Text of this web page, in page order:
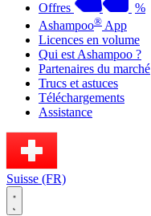
Offres
%
Ashampoo® App
Licences en volume
Qui est Ashampoo ?
Partenaires du marché
Trucs et astuces
Téléchargements
Assistance
Suisse (FR)